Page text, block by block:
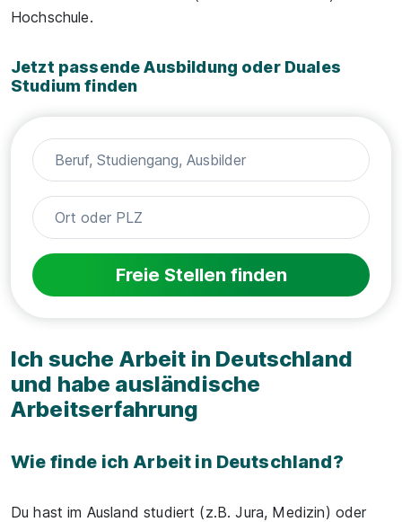
Hochschule.
Jetzt passende Ausbildung oder Duales
Studium finden
Freie Stellen finden
Ich suche Arbeit in Deutschland
und habe ausländische
Arbeitserfahrung
Wie finde ich Arbeit in Deutschland?
Du hast im Ausland studiert (z.B. Jura, Medizin) oder